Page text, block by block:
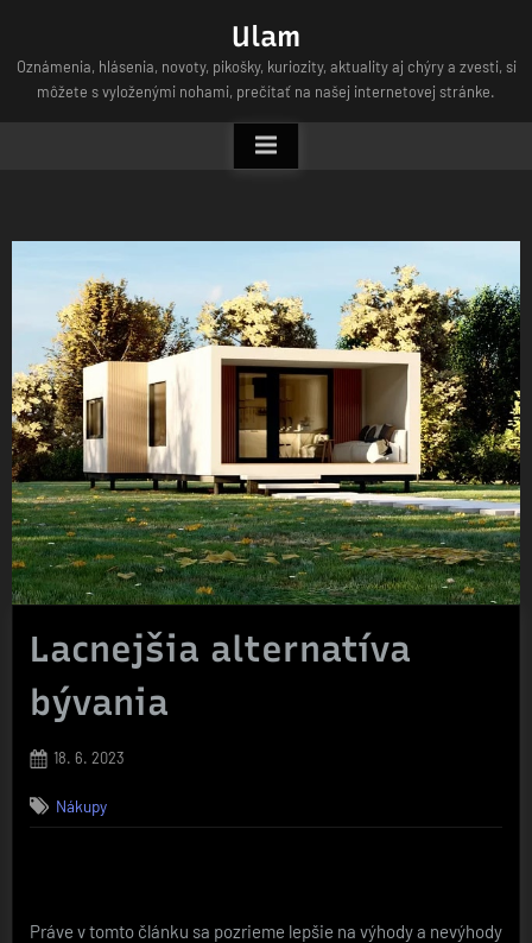
content
Ulam
Oznámenia, hlásenia, novoty, pikošky, kuriozity, aktuality aj chýry a zvesti, si
môžete s vyloženými nohami, prečítať na našej internetovej stránke.
Lacnejšia alternatíva
bývania
Posted
18. 6. 2023
Nákupy
Práve v tomto článku sa pozrieme lepšie na výhody a nevýhody